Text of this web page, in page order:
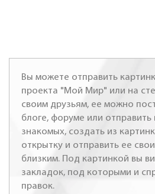
Вы можете отправить
проекта "Мой Мир" или на
своим друзьям, ее можно
блоге, форуме или отправить
знакомых, создать из
открытку и отправить ее
близким. Под картинкой вы
закладок, под которыми и
правок.